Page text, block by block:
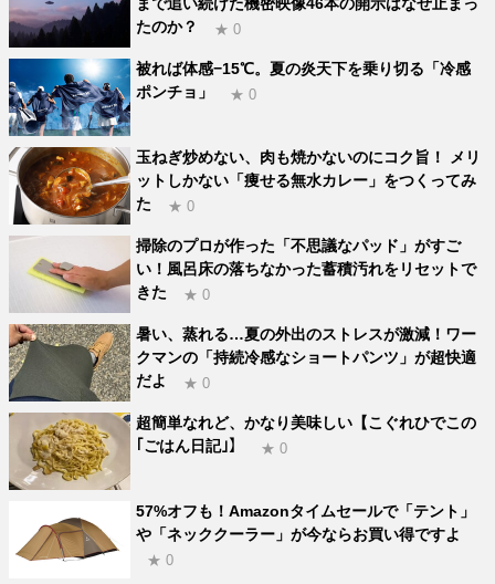
たのか？
★ 0
被れば体感−15℃。夏の炎天下を乗り切る「冷感
ポンチョ」
★ 0
玉ねぎ炒めない、肉も焼かないのにコク旨！ メリ
ットしかない「痩せる無水カレー」をつくってみ
た
★ 0
掃除のプロが作った「不思議なパッド」がすご
い！風呂床の落ちなかった蓄積汚れをリセットで
きた
★ 0
暑い、蒸れる…夏の外出のストレスが激減！ワー
クマンの「持続冷感なショートパンツ」が超快適
だよ
★ 0
超簡単なれど、かなり美味しい【こぐれひでこの
｢ごはん日記｣】
★ 0
57%オフも！Amazonタイムセールで「テント」
や「ネッククーラー」が今ならお買い得ですよ
★ 0